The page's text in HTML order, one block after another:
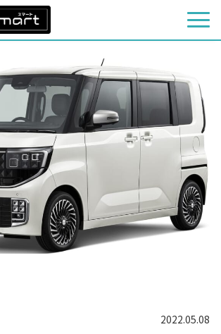
2022.05.08